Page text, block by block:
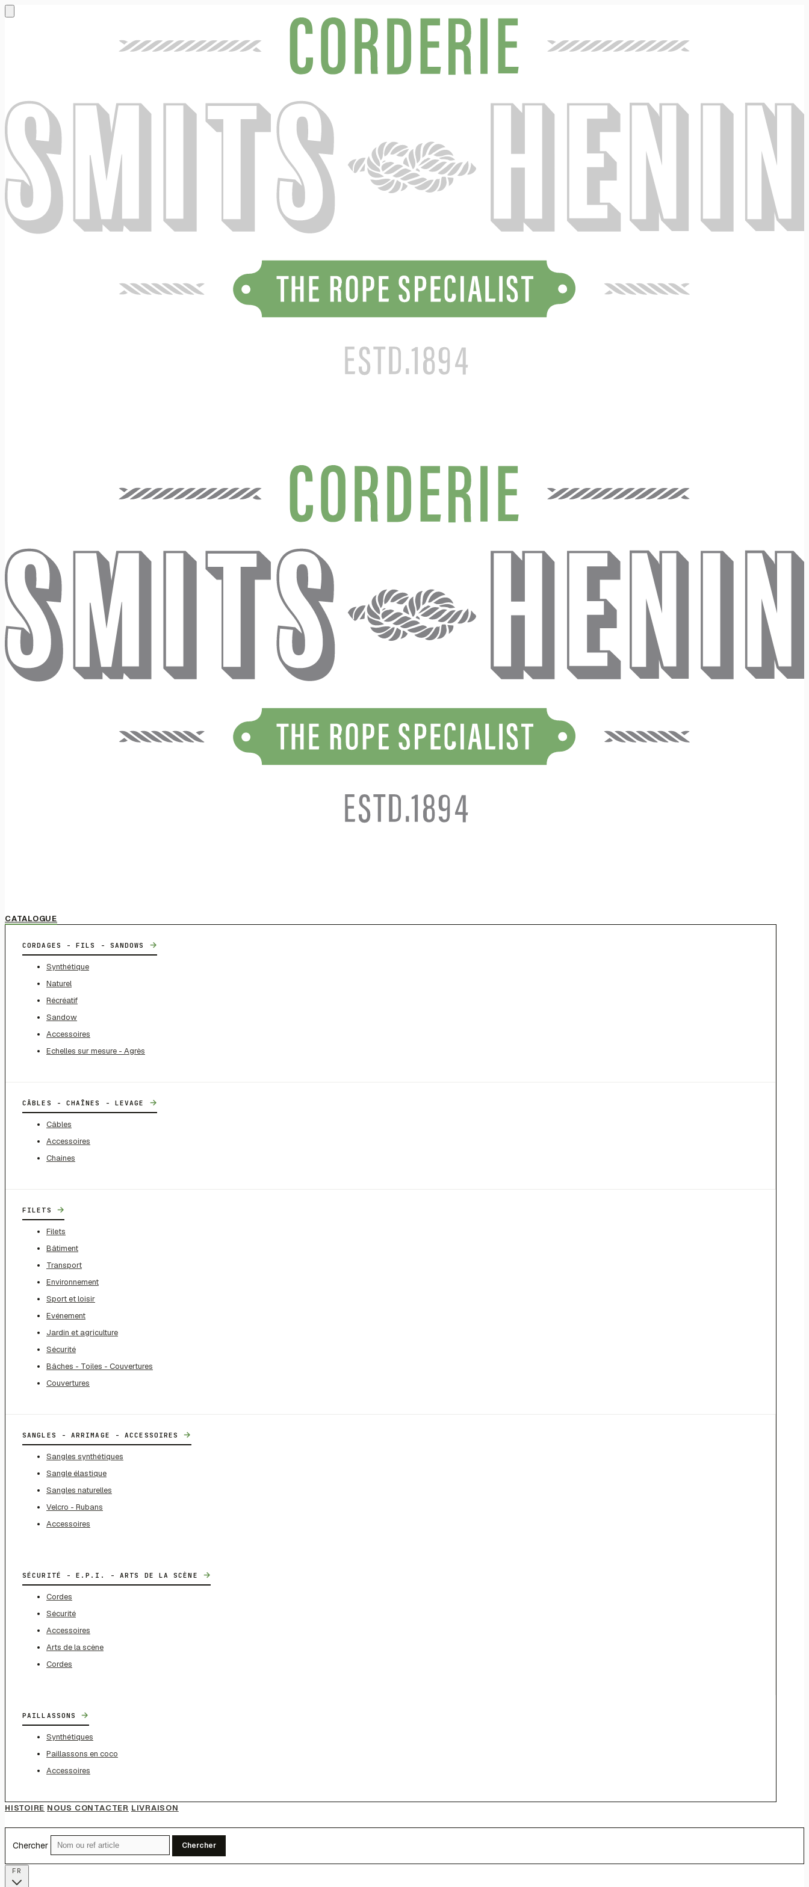
CATALOGUE
CORDAGES - FILS - SANDOWS →
Synthétique
Naturel
Récréatif
Sandow
Accessoires
Echelles sur mesure - Agrès
CÂBLES - CHAÎNES - LEVAGE →
Câbles
Accessoires
Chaines
FILETS →
Filets
Bâtiment
Transport
Environnement
Sport et loisir
Evénement
Jardin et agriculture
Sécurité
Bâches - Toiles - Couvertures
Couvertures
SANGLES - ARRIMAGE - ACCESSOIRES →
Sangles synthétiques
Sangle élastique
Sangles naturelles
Velcro - Rubans
Accessoires
SÉCURITÉ - E.P.I. - ARTS DE LA SCÈNE →
Cordes
Sécurité
Accessoires
Arts de la scène
Cordes
PAILLASSONS →
Synthétiques
Paillassons en coco
Accessoires
HISTOIRE NOUS CONTACTER LIVRAISON
Chercher Chercher